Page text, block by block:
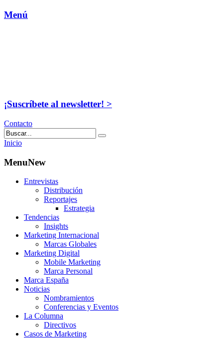
Menú
¡Suscríbete al newsletter! >
Contacto
Inicio
MenuNew
Entrevistas
Distribución
Reportajes
Estrategia
Tendencias
Insights
Marketing Internacional
Marcas Globales
Marketing Digital
Mobile Marketing
Marca Personal
Marca España
Noticias
Nombramientos
Conferencias y Eventos
La Columna
Directivos
Casos de Marketing